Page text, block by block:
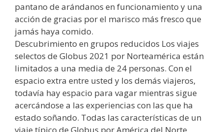
pantano de arándanos en funcionamiento y una
acción de gracias por el marisco más fresco que
jamás haya comido.
Descubrimiento en grupos reducidos Los viajes
selectos de Globus 2021 por Norteamérica están
limitados a una media de 24 personas. Con el
espacio extra entre usted y los demás viajeros,
todavía hay espacio para vagar mientras sigue
acercándose a las experiencias con las que ha
estado soñando. Todas las características de un
viaje típico de Globus por América del Norte